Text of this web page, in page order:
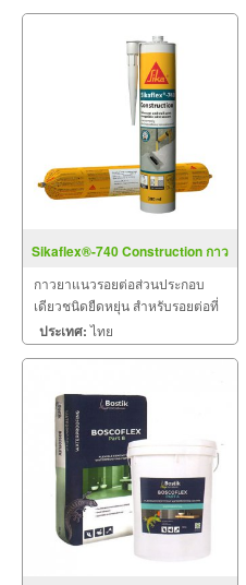
Sikaflex®-740 Construction กาว
กาวยาแนวรอยต่อส่วนประกอบ
เดียวชนิดยืดหยุ่น สำหรับรอยต่อที่
มีการเคลื่อนตัว และรอยต่อ
โครงสร้างคอนกรีตทั่วไปที่ต้องฉาบ
การยาแนว 3 – 5 วัน โดยไม่ทำให้
เกิดคราบ
ประเทศ:ไทย